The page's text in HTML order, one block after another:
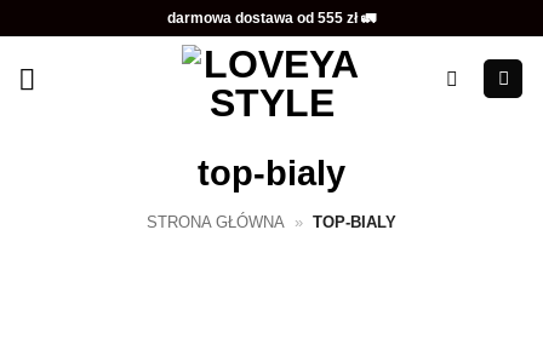
zawartości
darmowa dostawa od 555 zł 🚛
top-bialy
STRONA GŁÓWNA » TOP-BIALY